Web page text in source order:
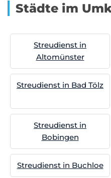
Städte im
Streudienst in
Altomünster
Streudienst in Bad Tölz
Streudienst in
Bobingen
Streudienst in Buchloe